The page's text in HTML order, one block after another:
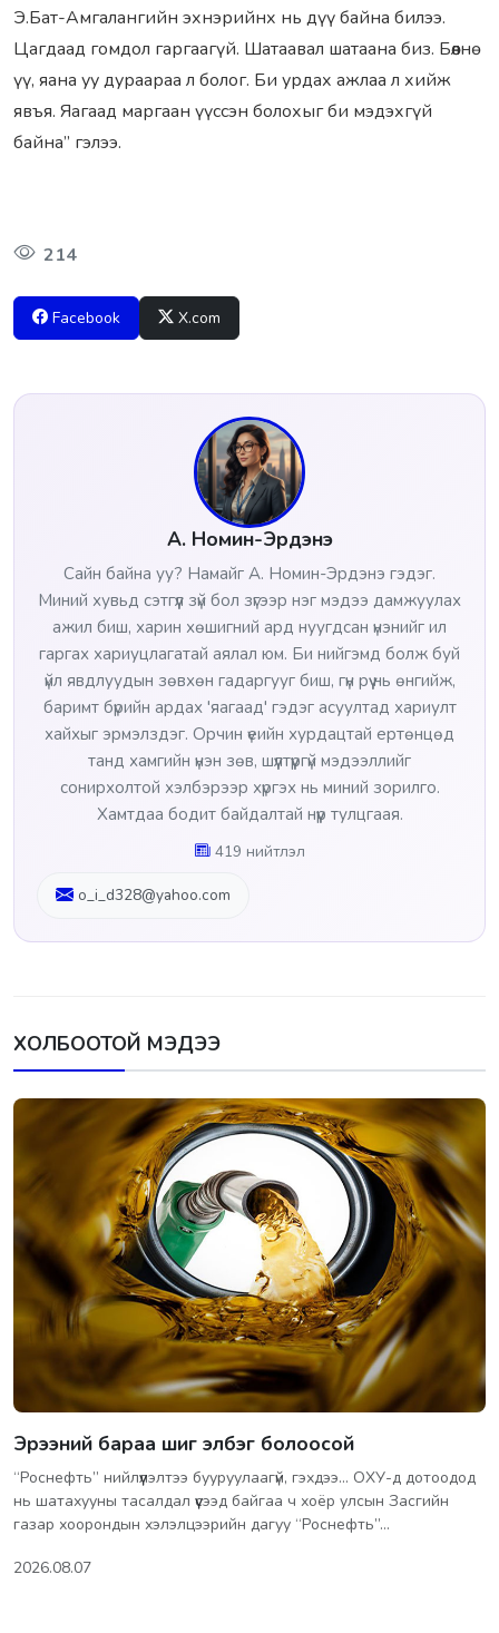
Э.Бат-Амгалангийн эхнэрийнх нь дүү байна билээ.
Цагдаад гомдол гаргаагүй. Шатаавал шатаана биз. Бөөлнө
үү, яана уу дураараа л болог. Би урдах ажлаа л хийж
явъя. Яагаад маргаан үүссэн болохыг би мэдэхгүй
байна” гэлээ.
214
Facebook X.com
А. Номин-Эрдэнэ
Сайн байна уу? Намайг А. Номин-Эрдэнэ гэдэг.
Миний хувьд сэтгүүл зүй бол зүгээр нэг мэдээ дамжуулах
ажил биш, харин хөшигний ард нуугдсан үнэнийг ил
гаргах хариуцлагатай аялал юм. Би нийгэмд болж буй
үйл явдлуудын зөвхөн гадаргууг биш, гүн рүү нь өнгийж,
баримт бүрийн ардах 'яагаад' гэдэг асуултад хариулт
хайхыг эрмэлздэг. Орчин үеийн хурдацтай ертөнцөд
танд хамгийн үнэн зөв, шүүлтүүргүй мэдээллийг
сонирхолтой хэлбэрээр хүргэх нь миний зорилго.
Хамтдаа бодит байдалтай нүүр тулцгаая.
419 нийтлэл
o_i_d328@yahoo.com
ХОЛБООТОЙ МЭДЭЭ
Эрээний бараа шиг элбэг болоосой
“Роснефть” нийлүүлэлтээ бууруулаагүй, гэхдээ... ОХУ-д дотоодод
нь шатахууны тасалдал үүсээд байгаа ч хоёр улсын Засгийн
газар хоорондын хэлэлцээрийн дагуу “Роснефть”…
2026.08.07